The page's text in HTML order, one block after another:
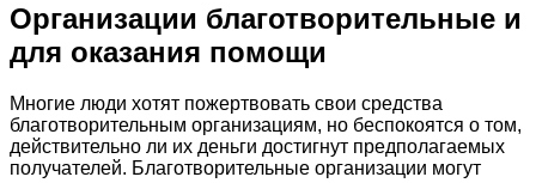
Организации благотворительные и
для оказания помощи
Многие люди хотят пожертвовать свои средства
благотворительным организациям, но беспокоятся о том,
действительно ли их деньги достигнут предполагаемых
получателей. Благотворительные организации могут